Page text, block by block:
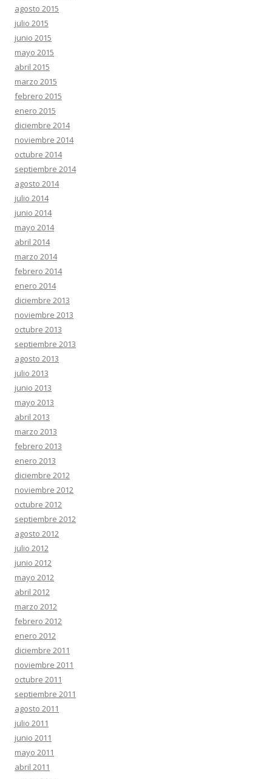
agosto 2015
julio 2015
junio 2015
mayo 2015
abril 2015
marzo 2015
febrero 2015
enero 2015
diciembre 2014
noviembre 2014
octubre 2014
septiembre 2014
agosto 2014
julio 2014
junio 2014
mayo 2014
abril 2014
marzo 2014
febrero 2014
enero 2014
diciembre 2013
noviembre 2013
octubre 2013
septiembre 2013
agosto 2013
julio 2013
junio 2013
mayo 2013
abril 2013
marzo 2013
febrero 2013
enero 2013
diciembre 2012
noviembre 2012
octubre 2012
septiembre 2012
agosto 2012
julio 2012
junio 2012
mayo 2012
abril 2012
marzo 2012
febrero 2012
enero 2012
diciembre 2011
noviembre 2011
octubre 2011
septiembre 2011
agosto 2011
julio 2011
junio 2011
mayo 2011
abril 2011